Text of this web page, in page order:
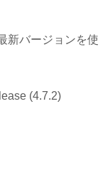
新バージョンを使
(4.7.2)